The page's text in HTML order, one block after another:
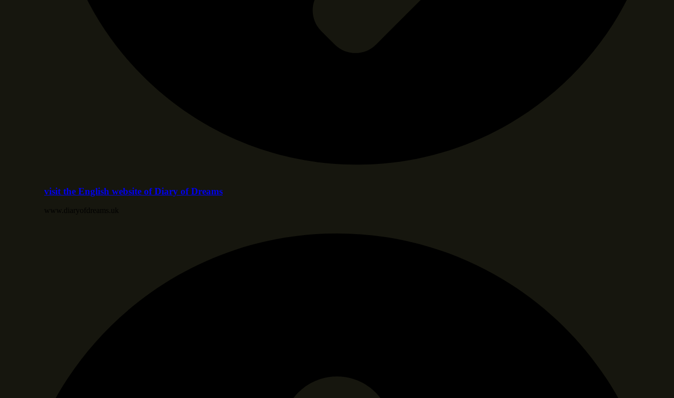
visit the English website of Diary of Dreams